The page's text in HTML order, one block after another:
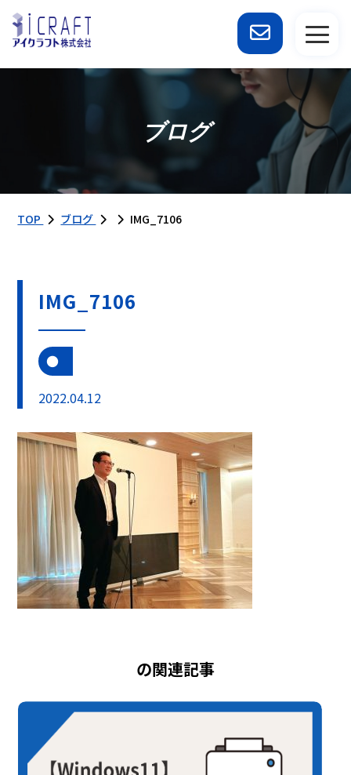
ブログ
TOP ブログ IMG_7106
IMG_7106
2022.04.12
の関連記事